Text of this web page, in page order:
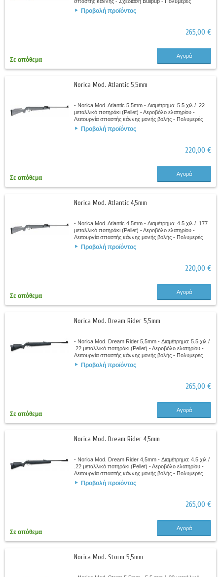
κοντάκιο - Ελαστικό πέλμα με...
Προβολή προϊόντος
265,00 €
Σε απόθεμα
Αγορά
Norica Mod. Atlantic 5,5mm
- Norica Mod. Atlantic 5,5mm - Διαμέτρημα: 5.5 χιλ / .22
μεταλλικό ποτηράκι (Pellet) - Αεροβόλο ελατηρίου -
Λειτουργία σπαστής κάννης μονής βολής - Πολυμερές
αντικραδασμικό κοντάκιο - Ελαστικό...
Προβολή προϊόντος
220,00 €
Σε απόθεμα
Αγορά
Norica Mod. Atlantic 4,5mm
- Norica Mod. Atlantic 4,5mm - Διαμέτρημα: 4.5 χιλ / .177
μεταλλικό ποτηράκι (Pellet) - Αεροβόλο ελατηρίου -
Λειτουργία σπαστής κάννης μονής βολής - Πολυμερές
αντικραδασμικό κοντάκιο -...
Προβολή προϊόντος
220,00 €
Σε απόθεμα
Αγορά
Norica Mod. Dream Rider 5,5mm
- Norica Mod. Dream Rider 5,5mm - Διαμέτρημα: 5.5 χιλ /
.22 μεταλλικό ποτηράκι (Pellet) - Αεροβόλο ελατηρίου -
Λειτουργία σπαστής κάννης μονής βολής - Πολυμερές
αντικραδασμικό κοντάκιο -...
Προβολή προϊόντος
265,00 €
Σε απόθεμα
Αγορά
Norica Mod. Dream Rider 4,5mm
- Norica Mod. Dream Rider 4,5mm - Διαμέτρημα: 4.5 χιλ /
.22 μεταλλικό ποτηράκι (Pellet) - Αεροβόλο ελατηρίου -
Λειτουργία σπαστής κάννης μονής βολής - Πολυμερές
αντικραδασμικό κοντάκιο -...
Προβολή προϊόντος
265,00 €
Σε απόθεμα
Αγορά
Norica Mod. Storm 5,5mm